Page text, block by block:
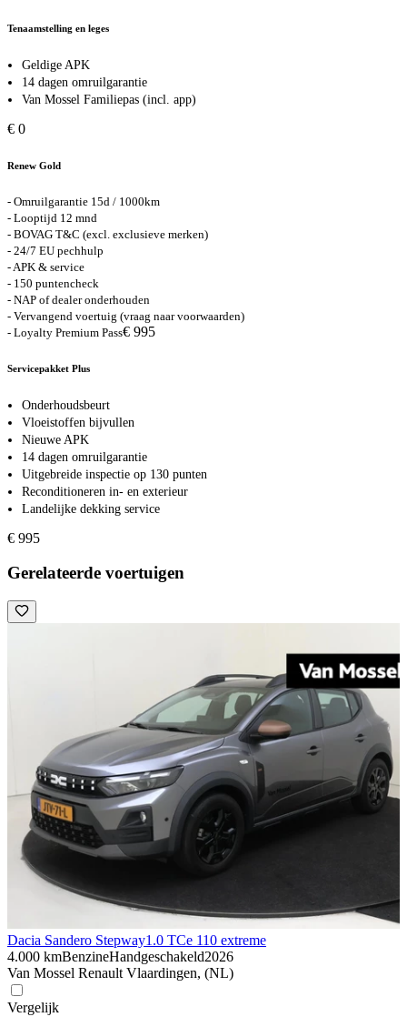
Tenaamstelling en leges
Geldige APK
14 dagen omruilgarantie
Van Mossel Familiepas (incl. app)
€ 0
Renew Gold
- Omruilgarantie 15d / 1000km
- Looptijd 12 mnd
- BOVAG T&C (excl. exclusieve merken)
- 24/7 EU pechhulp
- APK & service
- 150 puntencheck
- NAP of dealer onderhouden
- Vervangend voertuig (vraag naar voorwaarden)
- Loyalty Premium Pass€ 995
Servicepakket Plus
Onderhoudsbeurt
Vloeistoffen bijvullen
Nieuwe APK
14 dagen omruilgarantie
Uitgebreide inspectie op 130 punten
Reconditioneren in- en exterieur
Landelijke dekking service
€ 995
Gerelateerde voertuigen
Dacia Sandero Stepway1.0 TCe 110 extreme
4.000 kmBenzineHandgeschakeld2026
Van Mossel Renault Vlaardingen, (NL)
Vergelijk